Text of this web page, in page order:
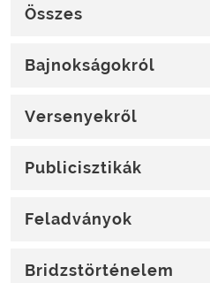
Összes
Bajnokságokról
Versenyekről
Publicisztikák
Feladványok
Bridzstörténelem